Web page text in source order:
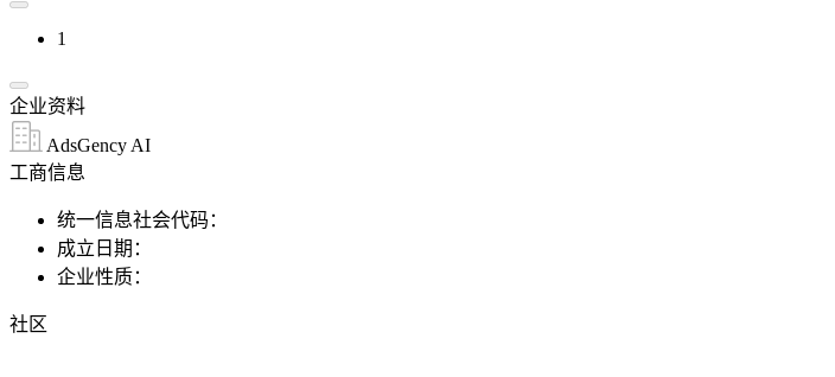
1
企业资料
AdsGency AI
工商信息
统一信息社会代码：
成立日期：
企业性质：
社区